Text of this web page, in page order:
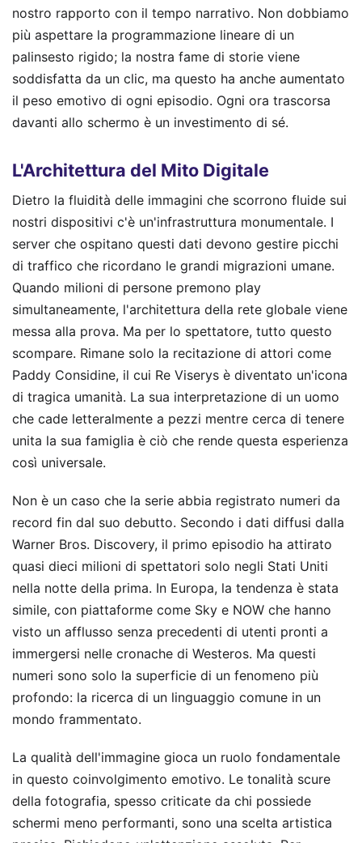
nostro rapporto con il tempo narrativo. Non dobbiamo
più aspettare la programmazione lineare di un
palinsesto rigido; la nostra fame di storie viene
soddisfatta da un clic, ma questo ha anche aumentato
il peso emotivo di ogni episodio. Ogni ora trascorsa
davanti allo schermo è un investimento di sé.
L'Architettura del Mito Digitale
Dietro la fluidità delle immagini che scorrono fluide sui
nostri dispositivi c'è un'infrastruttura monumentale. I
server che ospitano questi dati devono gestire picchi
di traffico che ricordano le grandi migrazioni umane.
Quando milioni di persone premono play
simultaneamente, l'architettura della rete globale viene
messa alla prova. Ma per lo spettatore, tutto questo
scompare. Rimane solo la recitazione di attori come
Paddy Considine, il cui Re Viserys è diventato un'icona
di tragica umanità. La sua interpretazione di un uomo
che cade letteralmente a pezzi mentre cerca di tenere
unita la sua famiglia è ciò che rende questa esperienza
così universale.
Non è un caso che la serie abbia registrato numeri da
record fin dal suo debutto. Secondo i dati diffusi dalla
Warner Bros. Discovery, il primo episodio ha attirato
quasi dieci milioni di spettatori solo negli Stati Uniti
nella notte della prima. In Europa, la tendenza è stata
simile, con piattaforme come Sky e NOW che hanno
visto un afflusso senza precedenti di utenti pronti a
immergersi nelle cronache di Westeros. Ma questi
numeri sono solo la superficie di un fenomeno più
profondo: la ricerca di un linguaggio comune in un
mondo frammentato.
La qualità dell'immagine gioca un ruolo fondamentale
in questo coinvolgimento emotivo. Le tonalità scure
della fotografia, spesso criticate da chi possiede
schermi meno performanti, sono una scelta artistica